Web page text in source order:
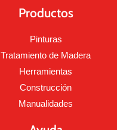
Productos
Pinturas
Tratamiento de Madera
Herramientas
Construcción
Manualidades